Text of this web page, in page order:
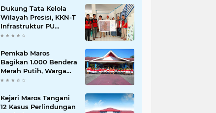
Nasional
Dukung Tata Kelola
Wilayah Presisi, KKN-T
Infrastruktur PU
Unhas Gel. 116
Dusun Berbasis GIS ke
Desa Bonto Matene
Pemkab Maros
Bagikan 1.000 Bendera
Merah Putih, Warga
Kurang Mampu Jadi
Kejari Maros Tangani
12 Kasus Perlindungan